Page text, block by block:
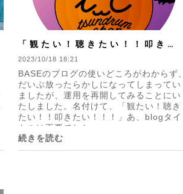
「観たい！聴きたい！！叩きた
い！！！」
2023/10/18 18:21
BASEのブログの使いどころがわからず、
だいぶ放ったらかしになってしまってい
ましたが、運用を再開してみることにい
たしました。名付けて、「観たい！聴き
たい！！叩きたい！！！」あ、blogタイ
トルは不要でした...
続きを読む